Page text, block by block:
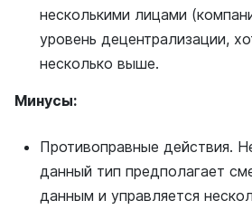
несколькими лицами
уровень децентрализации,
несколько выше.
Минусы:
Противоправные действия.
данный тип предполагает
данным и управляется